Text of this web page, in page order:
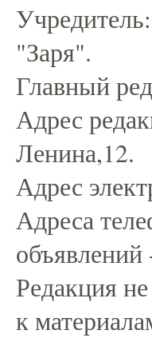
"Заря".
Главный
Адрес
Ленина,12.
Адрес
Адреса
Редакция
к